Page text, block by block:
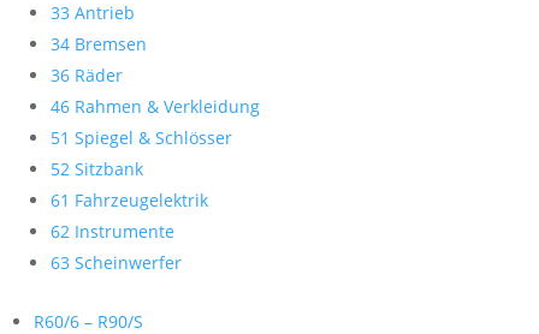
33 Antrieb
34 Bremsen
36 Räder
46 Rahmen & Verkleidung
51 Spiegel & Schlösser
52 Sitzbank
61 Fahrzeugelektrik
62 Instrumente
63 Scheinwerfer
R60/6 – R90/S